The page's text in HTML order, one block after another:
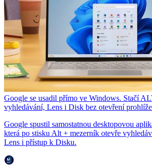
Google se usadil přímo ve Windows. Stačí
vyhledávání, Lens i Disk bez otevření
Google spustil samostatnou desktopovou
která po stisku Alt + mezerník otevře
Lens i přístup k Disku.